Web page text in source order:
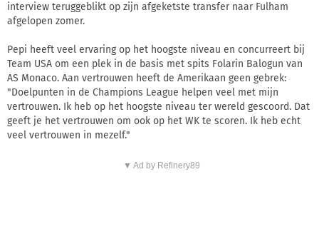
interview teruggeblikt op zijn afgeketste transfer naar Fulham
afgelopen zomer.
Pepi heeft veel ervaring op het hoogste niveau en concurreert bij
Team USA om een plek in de basis met spits Folarin Balogun van
AS Monaco. Aan vertrouwen heeft de Amerikaan geen gebrek:
"Doelpunten in de Champions League helpen veel met mijn
vertrouwen. Ik heb op het hoogste niveau ter wereld gescoord. Dat
geeft je het vertrouwen om ook op het WK te scoren. Ik heb echt
veel vertrouwen in mezelf."
▼ Ad by Refinery89